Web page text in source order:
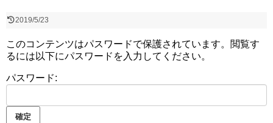
2019/5/23
このコンテンツはパスワードで保護されています。閲覧す
るには以下にパスワードを入力してください。
パスワード: